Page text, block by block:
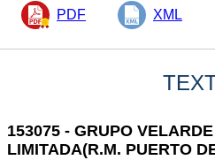
PDF XML
153075 - GRUPO
LIMITADA(R.M. PUERTO